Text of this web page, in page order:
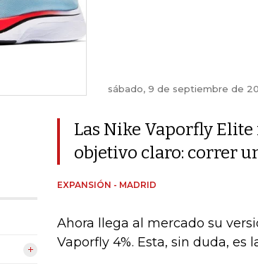
sábado, 9 de septiembre de
Las Nike Vaporfly
objetivo claro: correr
EXPANSIÓN - MADRID
Ahora llega al mercado su
Vaporfly 4%. Esta, sin duda, es